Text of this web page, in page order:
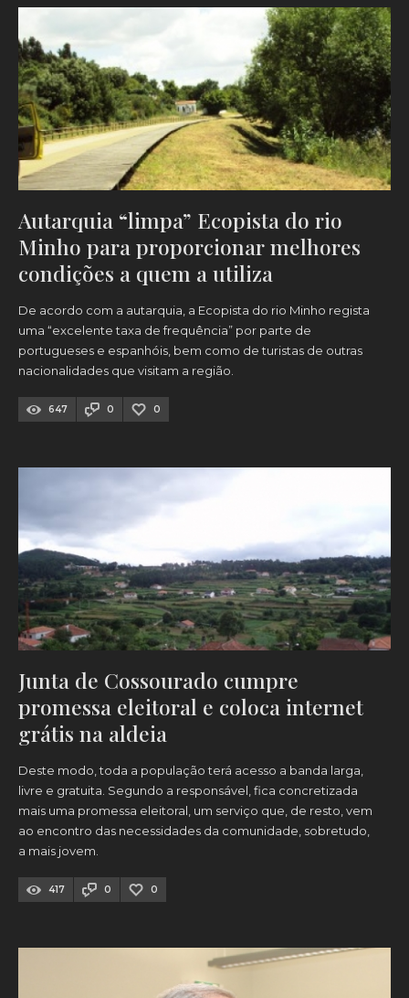
Autarquia “limpa” Ecopista do rio
Minho para proporcionar melhores
condições a quem a utiliza
De acordo com a autarquia, a Ecopista do rio Minho regista
uma “excelente taxa de frequência” por parte de
portugueses e espanhóis, bem como de turistas de outras
nacionalidades que visitam a região.
647 0 0
Junta de Cossourado cumpre
promessa eleitoral e coloca internet
grátis na aldeia
Deste modo, toda a população terá acesso a banda larga,
livre e gratuita. Segundo a responsável, fica concretizada
mais uma promessa eleitoral, um serviço que, de resto, vem
ao encontro das necessidades da comunidade, sobretudo,
a mais jovem.
417 0 0